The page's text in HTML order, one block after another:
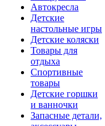
Автокресла
Детские
настольные игры
Детские коляски
Товары для
отдыха
Спортивные
товары
Детские горшки
и ванночки
Запасные детали,